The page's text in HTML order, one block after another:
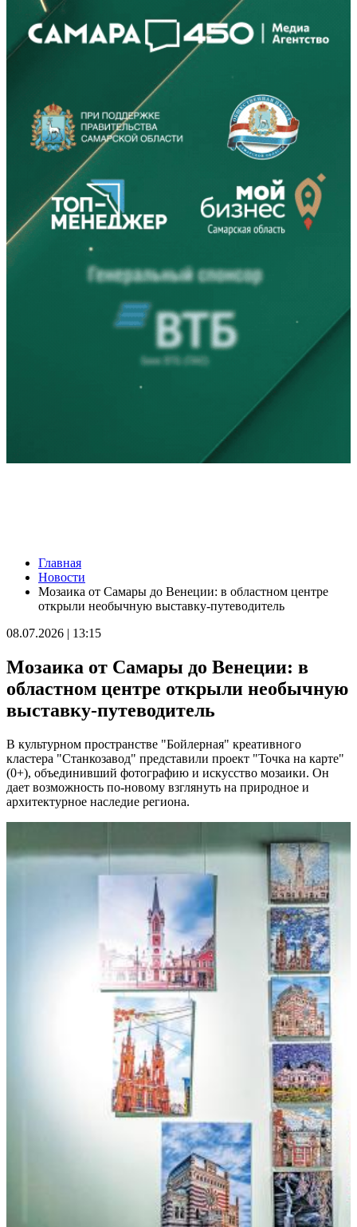
В "Курумоче" 10 августа задерживаются около 30 рейсов
10.08.2026 | 09:39
Народные приметы на 11 августа 2026 года: что нельзя делать
в этот день
В Москве продолжает работу фотовыставка о Самаре
Самарцы 10 августа встали в пробке из-за замены трамвайных
путей на Ново-Садовой
10.08.2026 | 09:01
День гиревого спорта: какие праздники отмечают 10 августа
10.08.2026 | 08:32
Занесло на встречку: в Волжском районе погиб 19-летний
водитель "Калины"
10.08.2026 | 08:31
В Самарской области с ночи 10 августа действует опасность
БПЛА
10.08.2026 | 08:10
Аномальная жара спадет: какая погода будет 10 августа в
10.08.2026 | 07:15
В Самаре представят последнюю книгу Виталия Стадникова о
Как помочь кошке справиться со стрессом: советы эксперта
Эксперт рассказал, как мошенники используют старые сим-
В Тольятти восстановили движение на дорогах после падения
Персеиды и парад планет: какие астрономические явления
произойдут в августе
В России могут сократить срок оплаты штрафов для авто с
иностранными номерами
В Москве открыли фотовыставку о Самарской области
Поддержка предпринимателей, авиационный кластер и День
Самарцев предупредили о временных перебоях с
Главная
Новости
Мозаика от Самары до Венеции: в областном центре
открыли необычную выставку-путеводитель
08.07.2026 | 13:15
Мозаика от Самары до Венеции: в
областном центре открыли необычную
выставку-путеводитель
В культурном пространстве "Бойлерная" креативного
кластера "Станкозавод" представили проект "Точка на карте"
(0+), объединивший фотографию и искусство мозаики. Он
дает возможность по-новому взглянуть на природное и
архитектурное наследие региона.